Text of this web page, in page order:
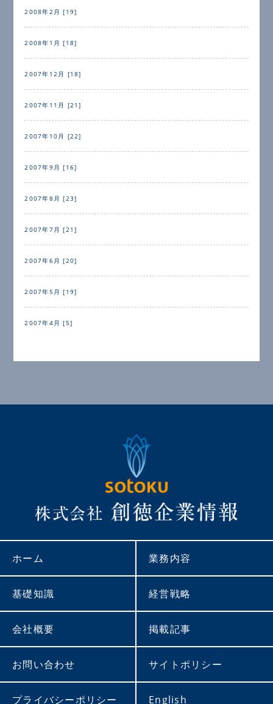
2008年2月 [19]
2008年1月 [18]
2007年12月 [18]
2007年11月 [21]
2007年10月 [22]
2007年9月 [16]
2007年8月 [23]
2007年7月 [21]
2007年6月 [20]
2007年5月 [19]
2007年4月 [5]
ホーム 業務内容
基礎知識 経営戦略
会社概要 掲載記事
お問い合わせ サイトポリシー
プライバシーポリシー English